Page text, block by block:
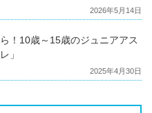
2026年5月14日
！10歳～15歳のジュニアアス
」
2025年4月30日